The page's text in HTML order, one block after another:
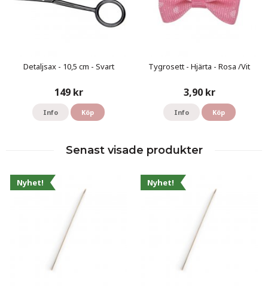
Detaljsax - 10,5 cm - Svart
149 kr
Info Köp
Tygrosett - Hjärta - Rosa /Vit
3,90 kr
Info Köp
Senast visade produkter
Nyhet! Nyhet!